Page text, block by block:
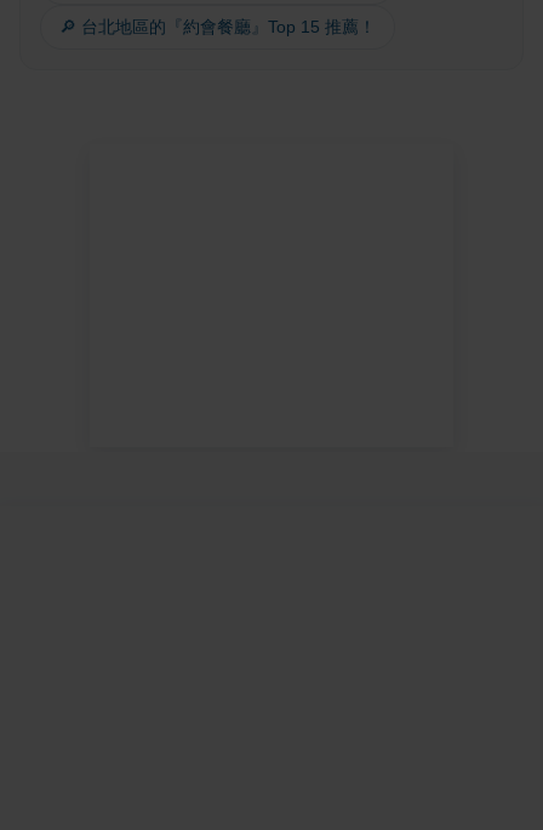
🔎 台北地區的『約會餐廳』Top 15 推薦！